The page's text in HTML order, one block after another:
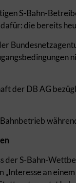
S-Bahn-
die bereits
der DB AG
der S-Bahn-
an